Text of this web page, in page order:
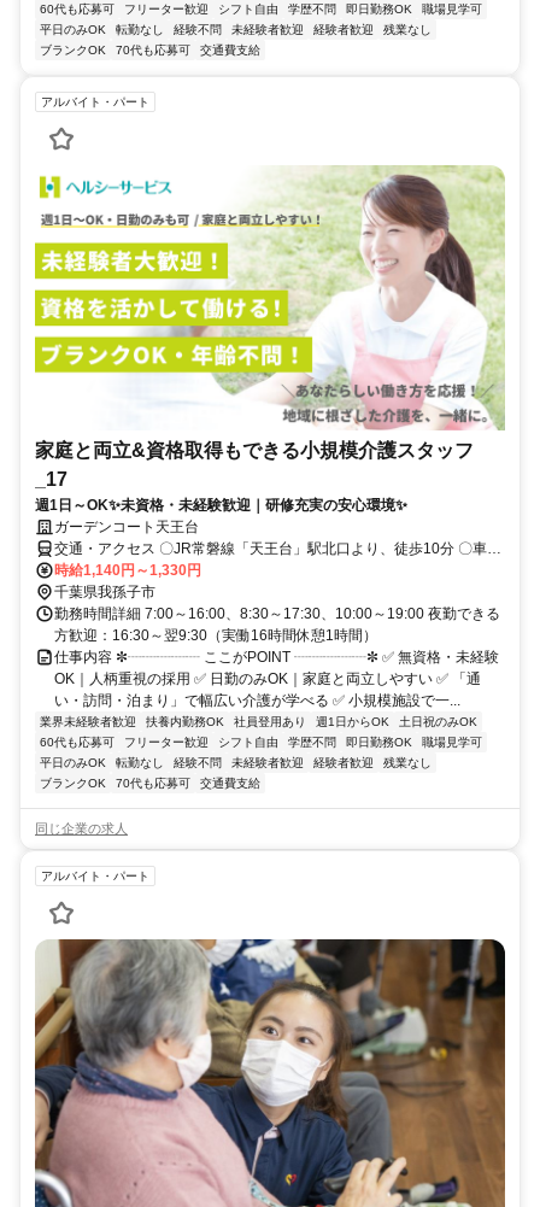
60代も応募可
フリーター歓迎 シフト自由 学歴不問 即日勤務OK
職場見学可
平日のみOK
転勤なし 経験不問 未経験者歓迎 経験者歓迎
残業なし
ブランクOK
70代も応募可 交通費支給
アルバイト・パート
家庭と両立&資格取得もできる小規模介護スタッフ
_17
週1日～OK✨未資格・未経験歓迎｜研修充実の安心環境✨
ガーデンコート天王台
交通・アクセス 〇JR常磐線「天王台」駅北口より、徒歩10分 〇車通
勤可・バイク通勤可(駐車場完備) ※営業所によって異なります。気に
なる際は遠慮なくご連絡ください。
時給1,140円～1,330円
千葉県我孫子市
勤務時間詳細 7:00～16:00、8:30～17:30、10:00～19:00 夜勤できる
方歓迎：16:30～翌9:30（実働16時間休憩1時間）
仕事内容 ✼┈┈┈┈┈ ここがPOINT ┈┈┈┈┈✼ ✅ 無資格・未経験
OK｜人柄重視の採用 ✅ 日勤のみOK｜家庭と両立しやすい ✅ 「通
い・訪問・泊まり」で幅広い介護が学べる ✅ 小規模施設で一...
業界未経験者歓迎 扶養内勤務OK 社員登用あり 週1日からOK
土日祝のみOK
60代も応募可
フリーター歓迎 シフト自由 学歴不問 即日勤務OK
職場見学可
平日のみOK
転勤なし 経験不問 未経験者歓迎 経験者歓迎
残業なし
ブランクOK
70代も応募可 交通費支給
同じ企業の求人
アルバイト・パート